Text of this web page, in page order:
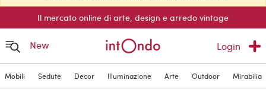
Il mercato online di arte, design e arredo vintage
New Login
Mobili Sedute Decor Illuminazione Arte Outdoor Mirabilia